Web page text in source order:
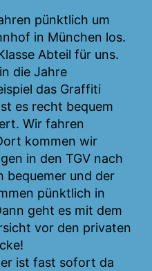
pünktlich um
in München los.
Abteil für uns.
die Jahre
das Graffiti
es recht bequem
Wir fahren
kommen wir
in den TGV nach
bequemer und der
pünktlich in
geht es mit dem
vor den privaten
ist fast sofort da